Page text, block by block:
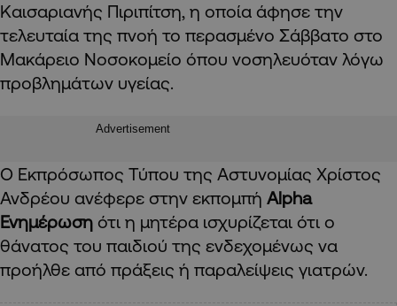
Καισαριανής Πιριπίτση, η οποία άφησε την
τελευταία της πνοή το περασμένο Σάββατο στο
Μακάρειο Νοσοκομείο όπου νοσηλευόταν λόγω
προβλημάτων υγείας.
Advertisement
Ο Εκπρόσωπος Τύπου της Αστυνομίας Χρίστος
Ανδρέου ανέφερε στην εκπομπή Alpha
Ενημέρωση ότι η μητέρα ισχυρίζεται ότι ο
θάνατος του παιδιού της ενδεχομένως να
προήλθε από πράξεις ή παραλείψεις γιατρών.